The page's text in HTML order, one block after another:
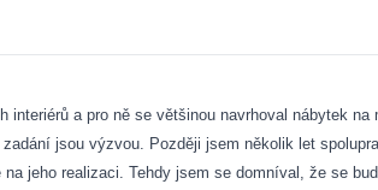
a pro ně se většinou navrhoval nábytek
jsou výzvou. Později jsem několik let
jeho realizaci. Tehdy jsem se domníval, že se